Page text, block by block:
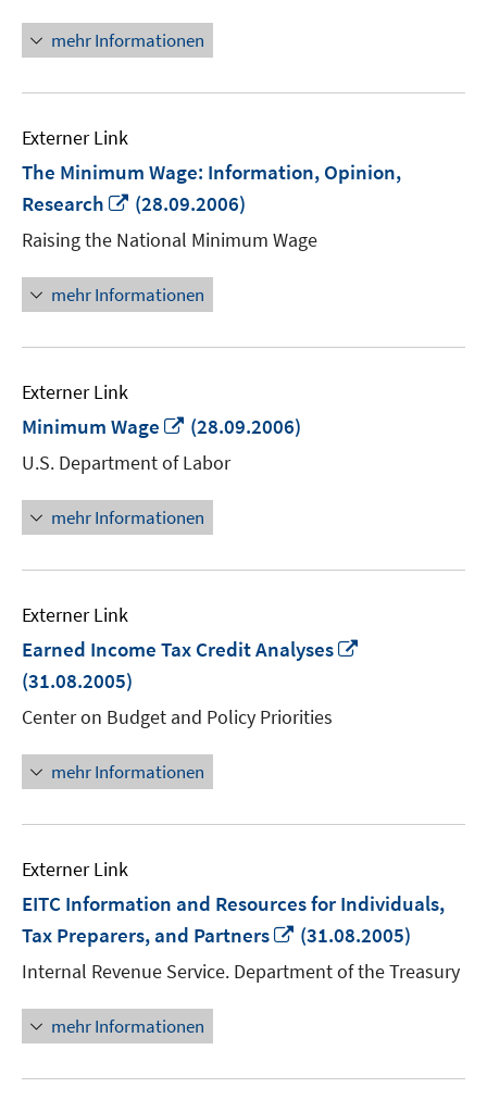
mehr Informationen
Externer Link
The Minimum Wage: Information, Opinion,
Research
In
neuem
Fenster
öffnen
(28.09.2006)
Raising the National Minimum Wage
mehr Informationen
Externer Link
Minimum Wage
In
neuem
Fenster
öffnen
(28.09.2006)
U.S. Department of Labor
mehr Informationen
Externer Link
Earned Income Tax Credit Analyses
(31.08.2005)
Center on Budget and Policy Priorities
mehr Informationen
Externer Link
EITC Information and Resources for Individuals,
Tax Preparers, and Partners
In
neuem
Fenster
(31.08.2005)
Internal Revenue Service. Department of the Treasury
mehr Informationen